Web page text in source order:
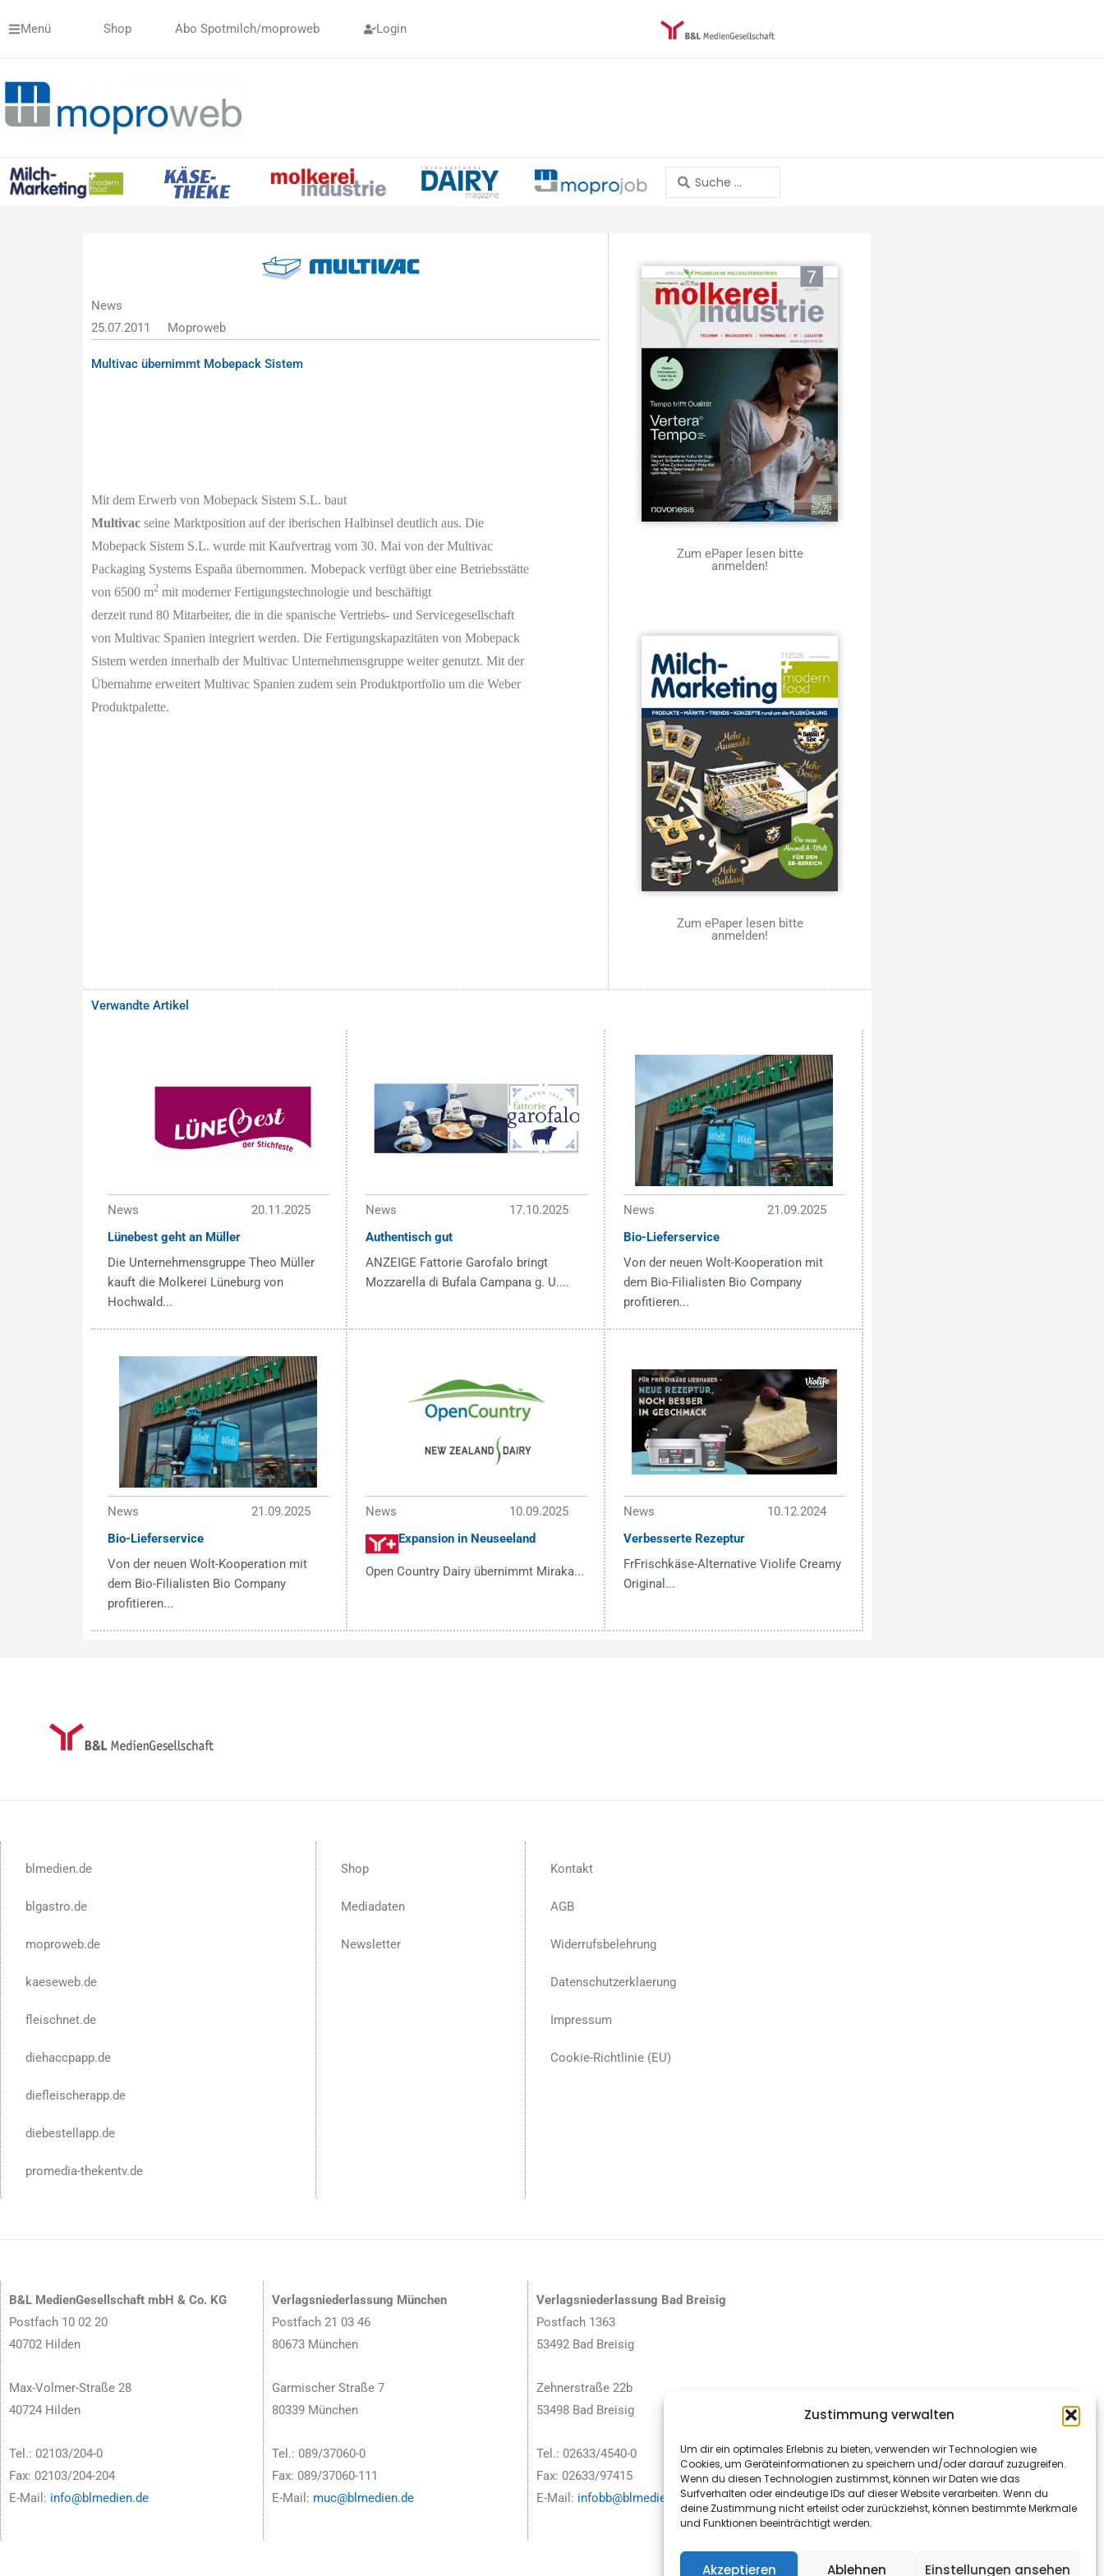
Zustimmung verwalten
Um dir ein optimales Erlebnis zu bieten, verwenden wir Technologien wie
Cookies, um Geräteinformationen zu speichern und/oder darauf zuzugreifen.
Wenn du diesen Technologien zustimmst, können wir Daten wie das
Surfverhalten oder eindeutige IDs auf dieser Website verarbeiten. Wenn du
deine Zustimmung nicht erteilst oder zurückziehst, können bestimmte Merkmale
und Funktionen beeinträchtigt werden.
Akzeptieren Ablehnen Einstellungen ansehen
InhaltMenü Shop Abo Spotmilch/moproweb Login
Search
...
News
25.07.2011
Moproweb
Multivac übernimmt Mobepack Sistem
Mit dem Erwerb von Mobepack Sistem S.L. baut
Multivac seine Marktposition auf der iberischen Halbinsel deutlich aus. Die
Mobepack Sistem S.L. wurde mit Kaufvertrag vom 30. Mai von der Multivac
Packaging Systems España übernommen. Mobepack verfügt über eine Betriebsstätte
von 6500 m2mit moderner Fertigungstechnologie und beschäftigt
derzeit rund 80 Mitarbeiter, die in die spanische Vertriebs- und Servicegesellschaft
von Multivac Spanien integriert werden. Die Fertigungskapazitäten von Mobepack
Sistem werden innerhalb der Multivac Unternehmensgruppe weiter genutzt. Mit der
Übernahme erweitert Multivac Spanien zudem sein Produktportfolio um die Weber
Produktpalette.
Zum ePaper lesen bitte
anmelden!
Zum ePaper lesen bitte
anmelden!
Verwandte Artikel
News
20.11.2025
Lünebest geht an Müller
Die Unternehmensgruppe Theo Müller
kauft die Molkerei Lüneburg von
Hochwald...
News
17.10.2025
Authentisch gut
ANZEIGE Fattorie Garofalo bringt
Mozzarella di Bufala Campana g. U....
News
21.09.2025
Bio-Lieferservice
Von der neuen Wolt-Kooperation mit
dem Bio-Filialisten Bio Company
profitieren...
News
21.09.2025
Bio-Lieferservice
Von der neuen Wolt-Kooperation mit
dem Bio-Filialisten Bio Company
profitieren...
News
10.09.2025
Expansion in Neuseeland
Open Country Dairy übernimmt Miraka...
News
10.12.2024
Verbesserte Rezeptur
FrFrischkäse-Alternative Violife Creamy
Original...
blmedien.de
blgastro.de
moproweb.de
kaeseweb.de
fleischnet.de
diehaccpapp.de
diefleischerapp.de
diebestellapp.de
promedia-thekentv.de
Shop
Mediadaten
Newsletter
Kontakt
AGB
Widerrufsbelehrung
Datenschutzerklaerung
Impressum
Cookie-Richtlinie (EU)
B&L MedienGesellschaft mbH & Co. KG
Postfach 10 02 20
40702 Hilden
Max-Volmer-Straße 28
40724 Hilden
Tel.: 02103/204-0
Fax: 02103/204-204
E-Mail: info@blmedien.de
Verlagsniederlassung München
Postfach 21 03 46
80673 München
Garmischer Straße 7
80339 München
Tel.: 089/37060-0
Fax: 089/37060-111
E-Mail: muc@blmedien.de
Verlagsniederlassung Bad Breisig
Postfach 1363
53492 Bad Breisig
Zehnerstraße 22b
53498 Bad Breisig
Tel.: 02633/4540-0
Fax: 02633/97415
E-Mail: infobb@blmedien.de